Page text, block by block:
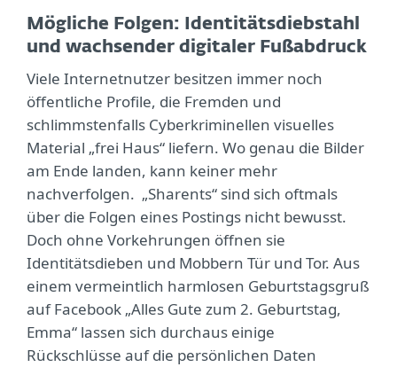
Mögliche Folgen: Identitätsdiebstahl
und wachsender digitaler Fußabdruck
Viele Internetnutzer besitzen immer noch
öffentliche Profile, die Fremden und
schlimmstenfalls Cyberkriminellen visuelles
Material „frei Haus“ liefern. Wo genau die Bilder
am Ende landen, kann keiner mehr
nachverfolgen. „Sharents“ sind sich oftmals
über die Folgen eines Postings nicht bewusst.
Doch ohne Vorkehrungen öffnen sie
Identitätsdieben und Mobbern Tür und Tor. Aus
einem vermeintlich harmlosen Geburtstagsgruß
auf Facebook „Alles Gute zum 2. Geburtstag,
Emma“ lassen sich durchaus einige
Rückschlüsse auf die persönlichen Daten